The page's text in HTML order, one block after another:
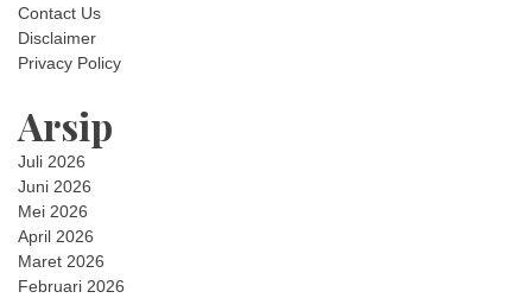
Contact Us
Disclaimer
Privacy Policy
Arsip
Juli 2026
Juni 2026
Mei 2026
April 2026
Maret 2026
Februari 2026